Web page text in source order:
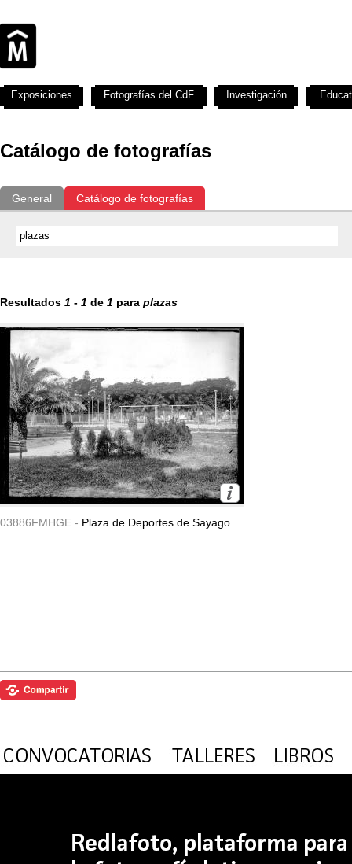
Catálogo de fotografías
General Catálogo de fotografías
Resultados 1 - 1 de 1 para plazas
03886FMHGE - Plaza de Deportes de Sayago.
Exposiciones Fotografías del CdF Investigación